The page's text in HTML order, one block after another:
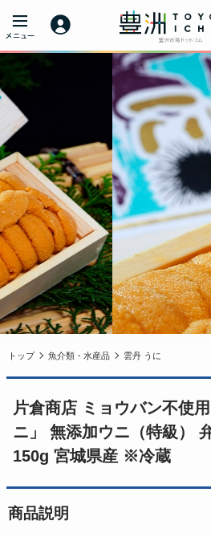
トップ 魚介類・水産品 雲丹 うに
片倉商店 ミョウバン不使
ニ」 無添加ウニ（特級）
150g 宮城県産 ※冷蔵
商品説明